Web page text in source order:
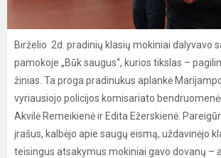
Birželio 2d. pradinių klasių mokiniai dalyvavo
pamokoje „Būk saugus‘‘, kurios tikslas –
žinias. Ta proga pradinukus aplankė
vyriausiojo policijos komisariato
Akvilė Remeikienė ir Edita Ežerskienė.
įrašus, kalbėjo apie saugų eismą, uždavinėjo
teisingus atsakymus mokiniai gavo dovanų –